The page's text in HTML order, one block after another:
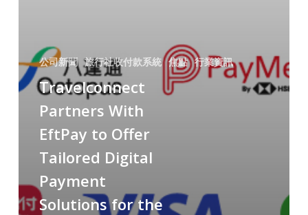
公司新聞 旅行社收付款系統 焦點 行業資訊
Travelconnect
Partners With
EftPay to Offer
Tailored Digital
Payment
Solutions for the